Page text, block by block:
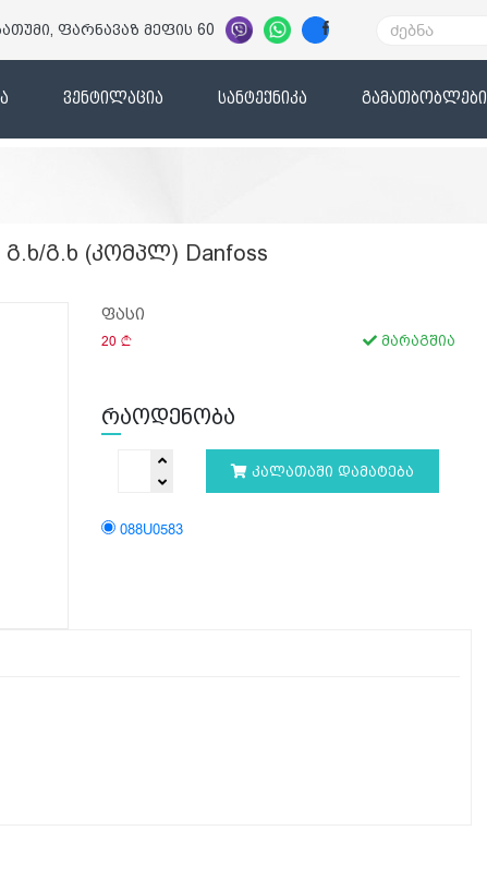
ფარნავაზ მეფის 60
ვენტილაცია სანტექნიკა გამათბობლები
გ.ხ (კომპლ) Danfoss
ფასი
20 მარაგშია
რაოდენობა
კალათაში დამატება
088U0583